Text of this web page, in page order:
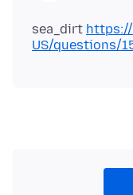
sea_dirt
US/questions/